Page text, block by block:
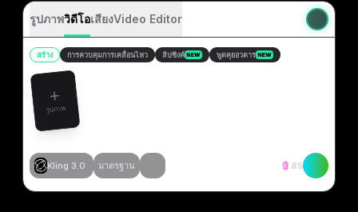
รูปภาพวิดีโอเสียงVideo Editor
สร้าง การควบคุมการเคลื่อนไหว ลิปซิงค์ NEW พูดคุยอวตาร NEW
รูปภาพ
Kling 3.0 มาตรฐาน 85